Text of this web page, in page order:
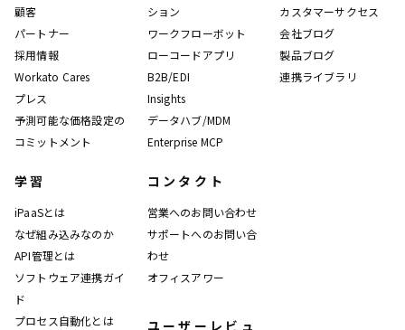
顧客
パートナー
採用情報
Workato Cares
プレス
予測可能な価格設定の
コミットメント
ション
ワークフローボット
ローコードアプリ
B2B/EDI
Insights
データハブ/MDM
Enterprise MCP
カスタマーサクセス
会社ブログ
製品ブログ
連携ライブラリ
学習
iPaaSとは
なぜ組み込みなのか
API管理とは
ソフトウェア連携ガイ
ド
プロセス自動化とは
コンタクト
営業へのお問い合わせ
サポートへのお問い合
わせ
オフィスアワー
ユーザーレビュ